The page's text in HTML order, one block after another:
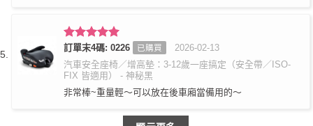
評分5滿
分 5
訂單末4碼: 0226 已購買
2026-02-13
汽車安全座椅／增高墊：3-12歲一座搞定（安全帶／ISO-
FIX 皆適用） - 神秘黑
非常棒~重量輕～可以放在後車廂當備用的～